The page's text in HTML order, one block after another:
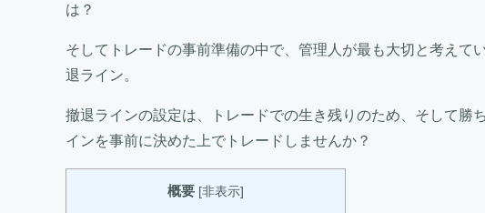
は？
そしてトレードの事前準備の中で、管理人が最も大切と考えて
退ライン。
撤退ラインの設定は、トレードでの生き残りのため、そして勝
インを事前に決めた上でトレードしませんか？
概要 [非表示]